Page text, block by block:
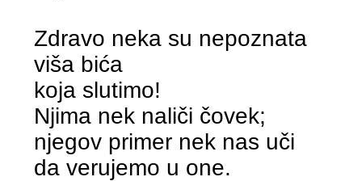
Zdravo neka su nepoznata
viša bića
koja slutimo!
Njima nek naliči čovek;
njegov primer nek nas uči
da verujemo u one.